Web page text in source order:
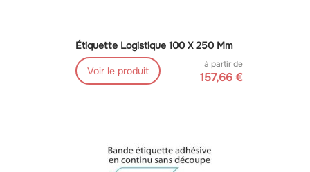
Étiquette Logistique 100 X 250 Mm
Voir le produit
à partir de
157,66 €